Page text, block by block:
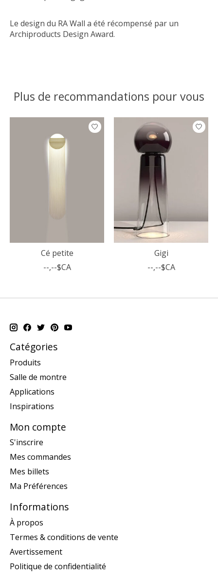
Le design du RA Wall a été récompensé par un
Archiproducts Design Award.
Plus de recommandations pour vous
Articles du carrousel de produits
Cé petite
--,--$CA
Gigi
--,--$CA
Catégories
Produits
Salle de montre
Applications
Inspirations
Mon compte
S'inscrire
Mes commandes
Mes billets
Ma Préférences
Informations
À propos
Termes & conditions de vente
Avertissement
Politique de confidentialité